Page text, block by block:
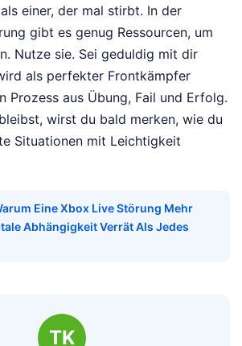
einer, der mal stirbt. In der
gibt es genug Ressourcen, um
Nutze sie. Sei geduldig mit dir
als perfekter Frontkämpfer
Prozess aus Übung, Fail und Erfolg.
wirst du bald merken, wie du
Situationen mit Leichtigkeit
Eine Xbox Live Störung Mehr
Abhängigkeit Verrät Als Jedes
TK